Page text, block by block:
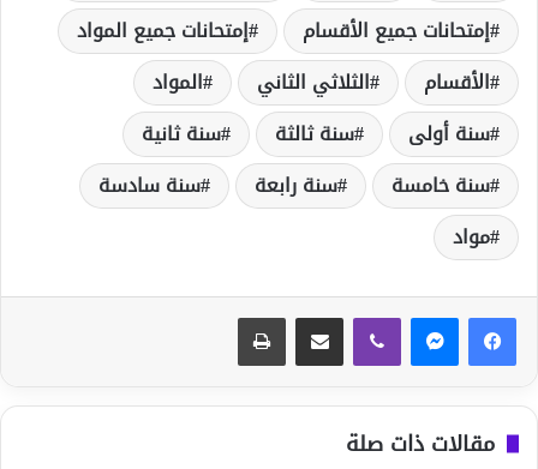
إمتحانات جميع الأقسام
إمتحانات جميع المواد
الأقسام
الثلاثي الثاني
المواد
سنة أولى
سنة ثالثة
سنة ثانية
سنة خامسة
سنة رابعة
سنة سادسة
مواد
مقالات ذات صلة